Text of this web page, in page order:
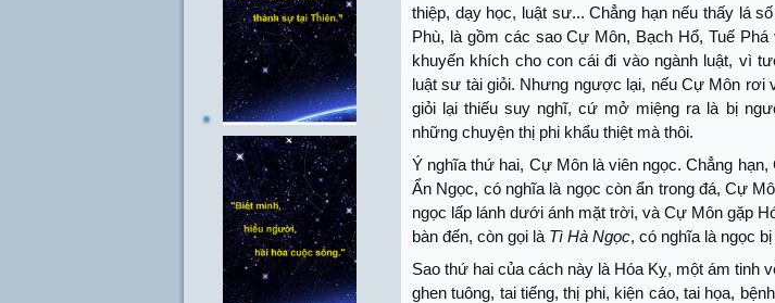
thiệp, dạy học, luật sư... Chẳng hạn nếu thấy lá
Phù, là gồm các sao Cự Môn, Bạch Hổ, Tuế
khuyến khích cho con cái đi vào ngành luật, vì
luật sư tài giỏi. Nhưng ngược lại, nếu Cự Môn rơi
giỏi lại thiếu suy nghĩ, cứ mở miệng ra là bị
những chuyện thị phi khẩu thiệt mà thôi.
Ý nghĩa thứ hai, Cự Môn là viên ngọc. Chẳng
Ẩn Ngọc, có nghĩa là ngọc còn ẩn trong đá, Cự
ngọc lấp lánh dưới ánh mặt trời, và Cự Môn gặp
bàn đến, còn gọi là Tì Hà Ngọc, có nghĩa là ngọc
Sao thứ hai của cách này là Hóa Kỵ, một ám tinh
ghen tuông, tai tiếng, thị phi, kiện cáo, tai họa,